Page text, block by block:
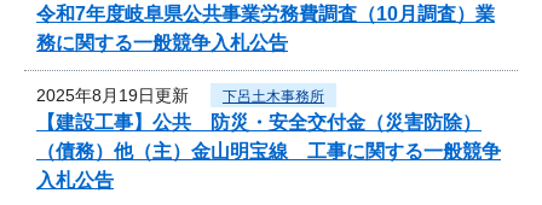
令和7年度岐阜県公共事業労務費調査（10月調査）業
務に関する一般競争入札公告
2025年8月19日更新 下呂土木事務所
【建設工事】公共 防災・安全交付金（災害防除）
（債務）他（主）金山明宝線 工事に関する一般競争
入札公告